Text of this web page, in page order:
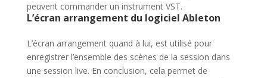
peuvent commander un instrument VST.
L’écran arrangement du logiciel Ableton
L’écran arrangement quand à lui, est utilisé pour
enregistrer l’ensemble des scènes de la session dans
une session live. En conclusion, cela permet de